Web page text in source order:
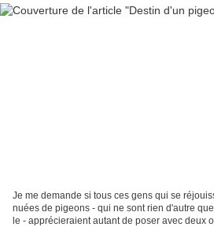
Je me demande si tous ces gens qui se
nuées de pigeons - qui ne sont rien d'autre
le - apprécieraient autant de poser avec deux